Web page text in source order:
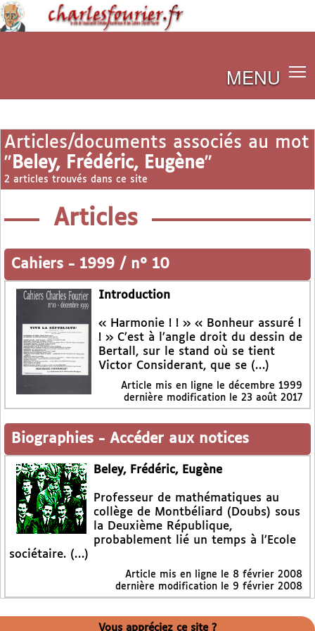
MENU
Articles/documents associés au mot
" Beley, Frédéric, Eugène"
2 articles trouvés dans ce site
Articles
Cahiers - 1999 / n° 10
Introduction
« Harmonie ! ! » « Bonheur assuré !
! » C’est à l’angle droit du dessin de
Bertall, sur le stand où se tient
Victor Considerant, que se (…)
Article mis en ligne le décembre 1999
dernière modification le 23 août 2017
Biographies - Accéder aux notices
Beley, Frédéric, Eugène
Professeur de mathématiques au
collège de Montbéliard (Doubs) sous
la Deuxième République,
probablement lié un temps à l’Ecole
sociétaire. (…)
Article mis en ligne le 8 février 2008
dernière modification le 9 février 2008
Vous appréciez ce site ?